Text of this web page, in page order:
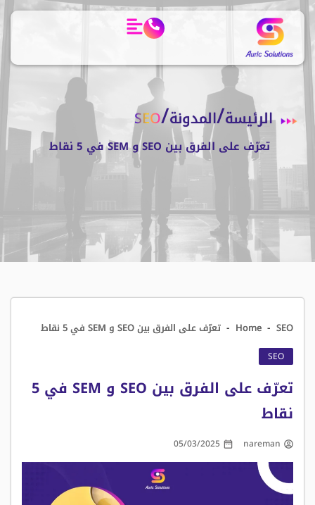
الرئيسة/المدونة/
SEO
تعرّف على الفرق بين SEO و SEM في 5 نقاط
Home - SEO
- تعرّف على الفرق بين SEO و SEM في 5 نقاط
SEO
تعرّف على الفرق بين SEO و SEM في 5
نقاط
nareman
05/03/2025